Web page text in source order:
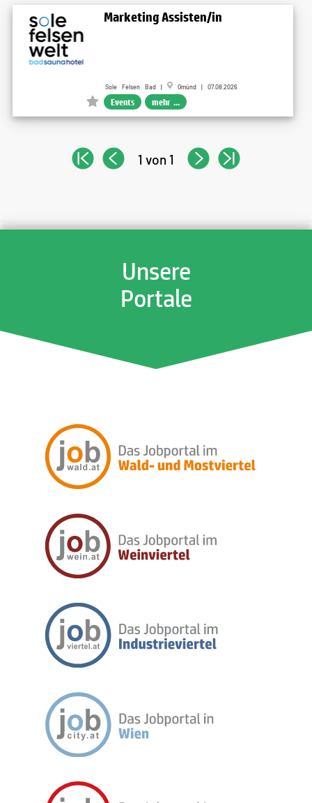
Marketing Assisten/in
Sole Felsen Bad | Gmünd | 07.08.2026
Events mehr ...
1 von 1
Unsere
Portale